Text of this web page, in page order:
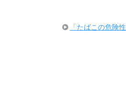
「たばこの危険